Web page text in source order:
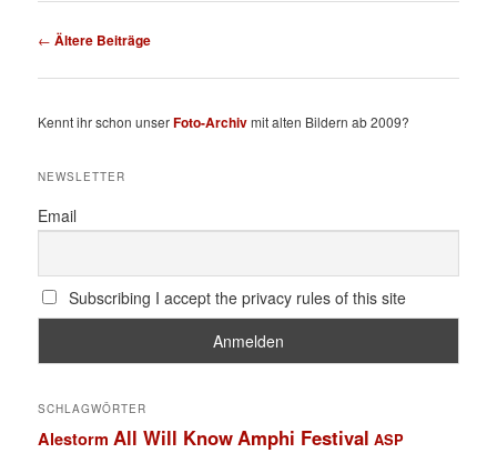
Beitragsnavigation
← Ältere Beiträge
Kennt ihr schon unserFoto-Archivmit alten Bildern ab 2009?
NEWSLETTER
Email
Subscribing I accept the privacy rules of this site
SCHLAGWÖRTER
Alestorm All Will Know Amphi Festival ASP